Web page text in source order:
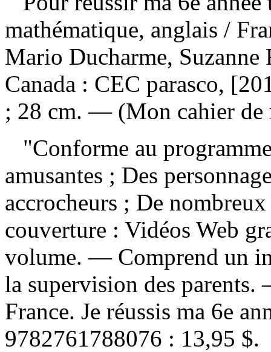
mathématique, anglais /
Mario Ducharme,
Canada : CEC parasco,
; 28 cm. — (Mon cahier de
"Conforme au
amusantes ; Des
accrocheurs ; De
couverture : Vidéos Web
volume. — Comprend un
la supervision des
France. Je réussis ma 6e
9782761788076 : 13,95 $.